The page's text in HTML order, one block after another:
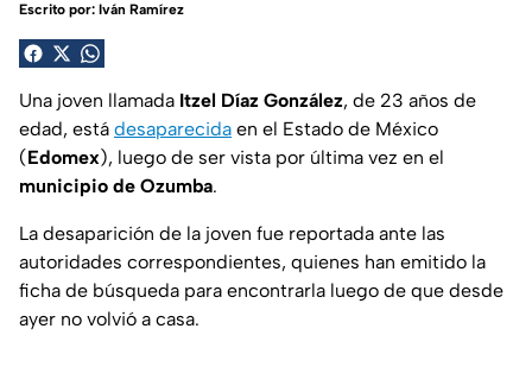
Escrito por: Iván Ramírez
Una joven llamada Itzel Díaz González, de 23 años de
edad, está desaparecida en el Estado de México
(Edomex), luego de ser vista por última vez en el
municipio de Ozumba.
La desaparición de la joven fue reportada ante las
autoridades correspondientes, quienes han emitido la
ficha de búsqueda para encontrarla luego de que desde
ayer no volvió a casa.